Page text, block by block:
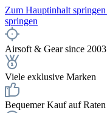
Zum Hauptinhalt springen
springen
Airsoft & Gear since 2003
Viele exklusive Marken
Bequemer Kauf auf Raten